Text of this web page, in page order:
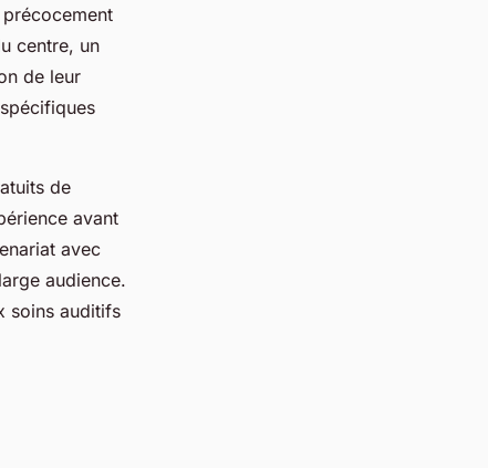
centre, un
de leur
de
avant
avec
audience.
soins auditifs